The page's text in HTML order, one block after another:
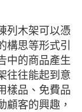
列木架可以憑
構思等形式引
中的商品產生
往往能起到意
樣品、免費品
顧客的興趣，